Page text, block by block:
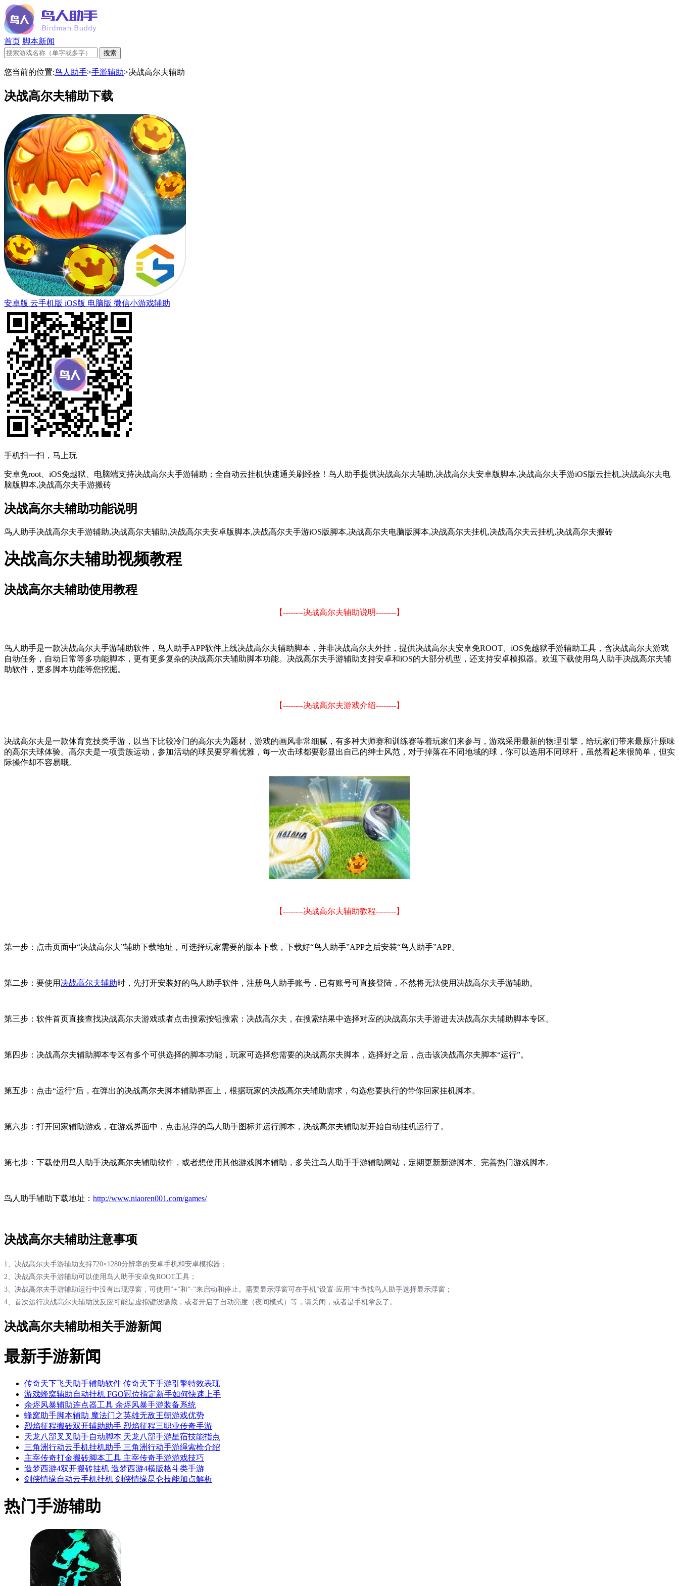
首页 脚本新闻
您当前的位置:鸟人助手>手游辅助>决战高尔夫辅助
决战高尔夫辅助下载
安卓版 云手机版 iOS版 电脑版 微信小游戏辅助
手机扫一扫，马上玩
安卓免root、iOS免越狱、电脑端支持决战高尔夫手游辅助；全自动云挂机快速通关刷经验！鸟人助手提供决战高尔夫辅助,决战高尔夫安卓版脚本,决战高尔夫手游iOS版云挂机,决战高尔夫电
脑版脚本,决战高尔夫手游搬砖
决战高尔夫辅助功能说明
鸟人助手决战高尔夫手游辅助,决战高尔夫辅助,决战高尔夫安卓版脚本,决战高尔夫手游iOS版脚本,决战高尔夫电脑版脚本,决战高尔夫挂机,决战高尔夫云挂机,决战高尔夫搬砖
决战高尔夫辅助视频教程
决战高尔夫辅助使用教程
【--------决战高尔夫辅助说明--------】
鸟人助手是一款决战高尔夫手游辅助软件，鸟人助手APP软件上线决战高尔夫辅助脚本，并非决战高尔夫外挂，提供决战高尔夫安卓免ROOT、iOS免越狱手游辅助工具，含决战高尔夫游戏
自动任务，自动日常等多功能脚本，更有更多复杂的决战高尔夫辅助脚本功能。决战高尔夫手游辅助支持安卓和iOS的大部分机型，还支持安卓模拟器。欢迎下载使用鸟人助手决战高尔夫辅
助软件，更多脚本功能等您挖掘。
【--------决战高尔夫游戏介绍--------】
决战高尔夫是一款体育竞技类手游，以当下比较冷门的高尔夫为题材，游戏的画风非常细腻，有多种大师赛和训练赛等着玩家们来参与，游戏采用最新的物理引擎，给玩家们带来最原汁原味
的高尔夫球体验。高尔夫是一项贵族运动，参加活动的球员要穿着优雅，每一次击球都要彰显出自己的绅士风范，对于掉落在不同地域的球，你可以选用不同球杆，虽然看起来很简单，但实
际操作却不容易哦。
【--------决战高尔夫辅助教程--------】
第一步：点击页面中“决战高尔夫”辅助下载地址，可选择玩家需要的版本下载，下载好“鸟人助手”APP之后安装“鸟人助手”APP。
第二步：要使用决战高尔夫辅助时，先打开安装好的鸟人助手软件，注册鸟人助手账号，已有账号可直接登陆，不然将无法使用决战高尔夫手游辅助。
第三步：软件首页直接查找决战高尔夫游戏或者点击搜索按钮搜索：决战高尔夫，在搜索结果中选择对应的决战高尔夫手游进去决战高尔夫辅助脚本专区。
第四步：决战高尔夫辅助脚本专区有多个可供选择的脚本功能，玩家可选择您需要的决战高尔夫脚本，选择好之后，点击该决战高尔夫脚本“运行”。
第五步：点击“运行”后，在弹出的决战高尔夫脚本辅助界面上，根据玩家的决战高尔夫辅助需求，勾选您要执行的带你回家挂机脚本。
第六步：打开回家辅助游戏，在游戏界面中，点击悬浮的鸟人助手图标并运行脚本，决战高尔夫辅助就开始自动挂机运行了。
第七步：下载使用鸟人助手决战高尔夫辅助软件，或者想使用其他游戏脚本辅助，多关注鸟人助手手游辅助网站，定期更新新游脚本、完善热门游戏脚本。
鸟人助手辅助下载地址： http://www.niaoren001.com/games/
决战高尔夫辅助注意事项
1、决战高尔夫手游辅助支持720×1280分辨率的安卓手机和安卓模拟器；
2、决战高尔夫手游辅助可以使用鸟人助手安卓免ROOT工具；
3、决战高尔夫手游辅助运行中没有出现浮窗，可使用”+”和”-”来启动和停止。需要显示浮窗可在手机”设置-应用”中查找鸟人助手选择显示浮窗；
4、首次运行决战高尔夫辅助没反应可能是虚拟键没隐藏，或者开启了自动亮度（夜间模式）等，请关闭，或者是手机拿反了。
决战高尔夫辅助相关手游新闻
最新手游新闻
传奇天下飞天助手辅助软件 传奇天下手游引擎特效表现
游戏蜂窝辅助自动挂机 FGO冠位指定新手如何快速上手
余烬风暴辅助连点器工具 余烬风暴手游装备系统
蜂窝助手脚本辅助 魔法门之英雄无敌王朝游戏优势
烈焰征程搬砖双开辅助助手 烈焰征程三职业传奇手游
天龙八部叉叉助手自动脚本 天龙八部手游星宿技能指点
三角洲行动云手机挂机助手 三角洲行动手游绳索枪介绍
主宰传奇打金搬砖脚本工具 主宰传奇手游游戏技巧
造梦西游4双开搬砖挂机 造梦西游4横版格斗类手游
剑侠情缘自动云手机挂机 剑侠情缘昆仑技能加点解析
热门手游辅助